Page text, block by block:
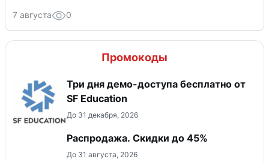
7 августа 0
Промокоды
Три дня демо-доступа бесплатно от
SF Education
До 31 декабря, 2026
Распродажа. Скидки до 45%
До 31 августа, 2026